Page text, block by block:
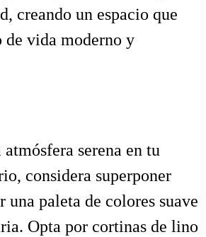
creando un espacio que
vida moderno y
serena en tu
considera superponer
una paleta de colores suave
Opta por cortinas de lino